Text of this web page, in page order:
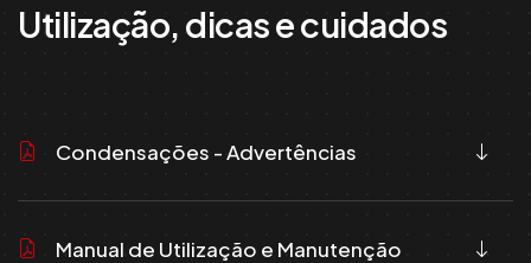
Utilização, dicas e cuidados
Condensações - Advertências
Manual de Utilização e Manutenção